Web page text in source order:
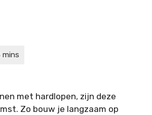
met hardlopen, zijn deze
Zo bouw je langzaam op